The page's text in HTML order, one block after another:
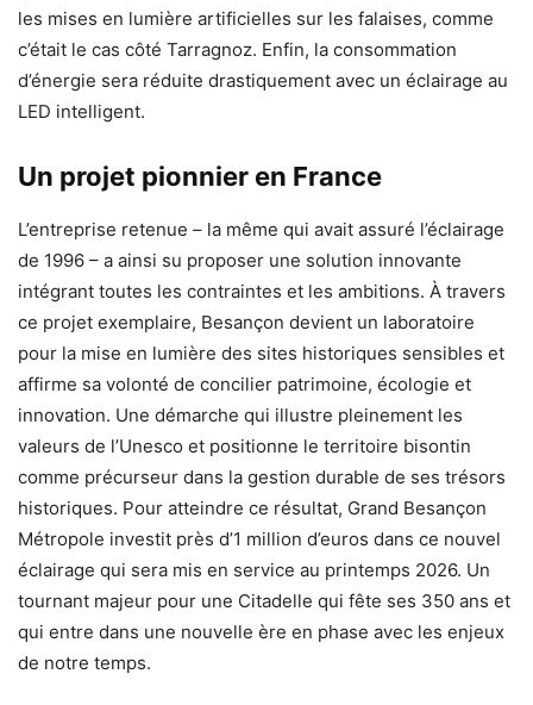
les mises en lumière artificielles sur les falaises, comme
c’était le cas côté Tarragnoz. Enfin, la consommation
d’énergie sera réduite drastiquement avec un éclairage au
LED intelligent.
Un projet pionnier en France
L’entreprise retenue – la même qui avait assuré l’éclairage
de 1996 – a ainsi su proposer une solution innovante
intégrant toutes les contraintes et les ambitions. À travers
ce projet exemplaire, Besançon devient un laboratoire
pour la mise en lumière des sites historiques sensibles et
affirme sa volonté de concilier patrimoine, écologie et
innovation. Une démarche qui illustre pleinement les
valeurs de l’Unesco et positionne le territoire bisontin
comme précurseur dans la gestion durable de ses trésors
historiques. Pour atteindre ce résultat, Grand Besançon
Métropole investit près d’1 million d’euros dans ce nouvel
éclairage qui sera mis en service au printemps 2026. Un
tournant majeur pour une Citadelle qui fête ses 350 ans et
qui entre dans une nouvelle ère en phase avec les enjeux
de notre temps.